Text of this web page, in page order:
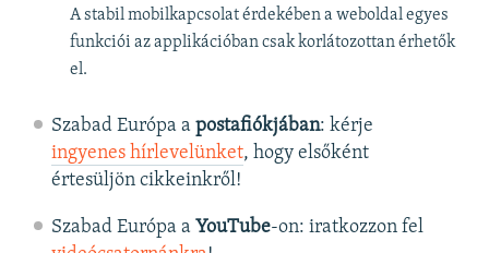
A stabil mobilkapcsolat érdekében a weboldal egyes
funkciói az applikációban csak korlátozottan érhetők
el.
Szabad Európa a postafiókjában: kérje
ingyenes hírlevelünket, hogy elsőként
értesüljön cikkeinkről!
Szabad Európa a YouTube-on: iratkozzon fel